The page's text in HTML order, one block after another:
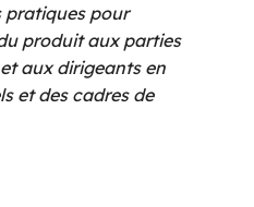
pratiques pour
produit aux parties
aux dirigeants en
et des cadres de